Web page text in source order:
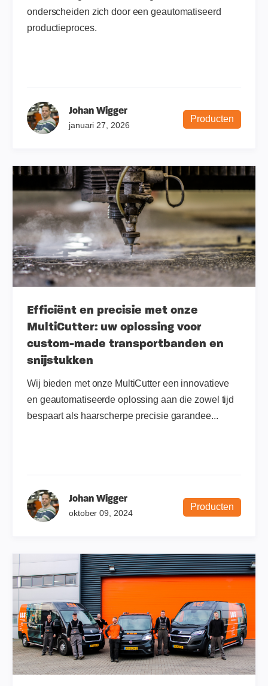
onderscheiden zich door een geautomatiseerd
productieproces.
Johan Wigger
januari 27, 2026
Producten
Efficiënt en precisie met onze
MultiCutter: uw oplossing voor
custom-made transportbanden en
snijstukken
Wij bieden met onze MultiCutter een innovatieve
en geautomatiseerde oplossing aan die zowel tijd
bespaart als haarscherpe precisie garandee...
Johan Wigger
oktober 09, 2024
Producten